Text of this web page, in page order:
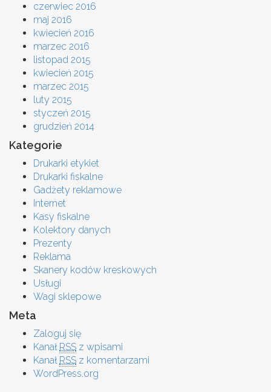
czerwiec 2016
maj 2016
kwiecień 2016
marzec 2016
listopad 2015
kwiecień 2015
marzec 2015
luty 2015
styczeń 2015
grudzień 2014
Kategorie
Drukarki etykiet
Drukarki fiskalne
Gadżety reklamowe
Internet
Kasy fiskalne
Kolektory danych
Prezenty
Reklama
Skanery kodów kreskowych
Usługi
Wagi sklepowe
Meta
Zaloguj się
Kanał RSS z wpisami
Kanał RSS z komentarzami
WordPress.org